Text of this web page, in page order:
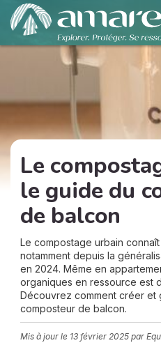
Le
le guide du
de balcon
Le compostage urbain
notamment depuis la
en 2024. Même en
organiques en ressource est
Découvrez comment créer
composteur de balcon.
Mis à jour le 13 février 2025 par